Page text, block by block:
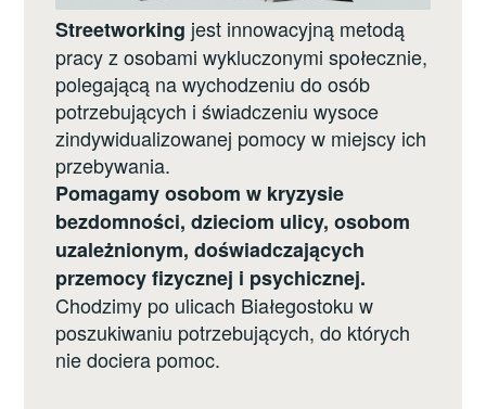
Streetworking jest innowacyjną metodą
pracy z osobami wykluczonymi społecznie,
polegającą na wychodzeniu do osób
potrzebujących i świadczeniu wysoce
zindywidualizowanej pomocy w miejscy ich
przebywania.
Pomagamy osobom w kryzysie
bezdomności, dzieciom ulicy, osobom
uzależnionym, doświadczających
przemocy fizycznej i psychicznej.
Chodzimy po ulicach Białegostoku w
poszukiwaniu potrzebujących, do których
nie dociera pomoc.